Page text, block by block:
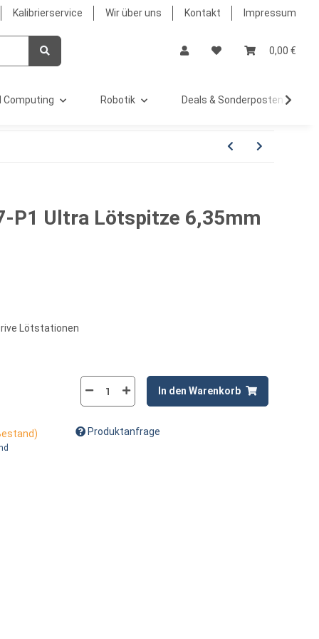
Kalibrierservice Wir über uns Kontakt Impressum
0,00 €
Computing Robotik Deals & Sonderposten %
P1 Ultra Lötspitze 6,35mm
Lötstationen
In den Warenkorb
Produktanfrage